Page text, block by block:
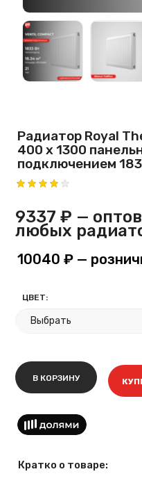
Радиатор Royal
400 х 1300
подключением
9337 ₽ —
любых
10040 ₽ —
ЦВЕТ:
В КОРЗИНУ
Кратко о товаре: